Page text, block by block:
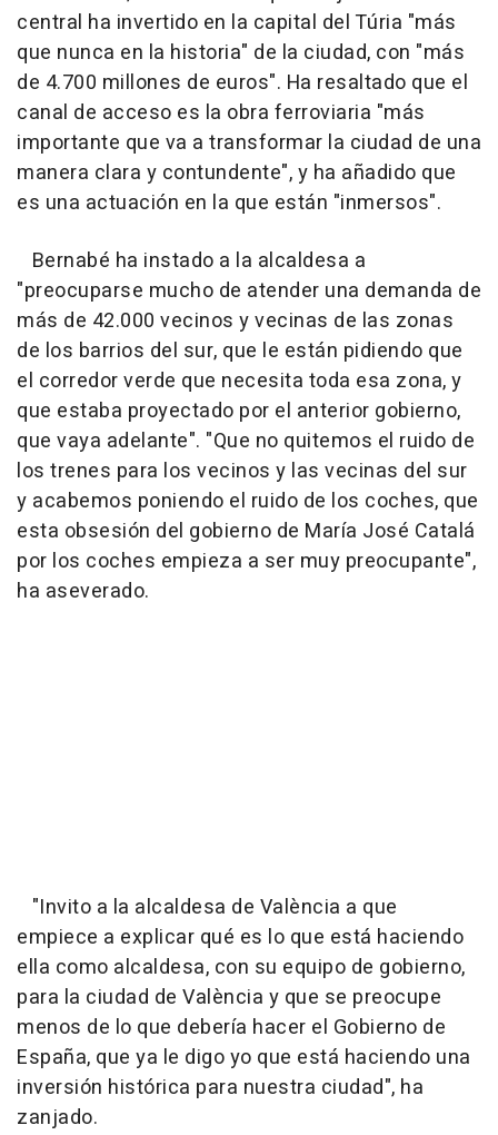
central ha invertido en la capital del Túria "más
que nunca en la historia" de la ciudad, con "más
de 4.700 millones de euros". Ha resaltado que el
canal de acceso es la obra ferroviaria "más
importante que va a transformar la ciudad de una
manera clara y contundente", y ha añadido que
es una actuación en la que están "inmersos".
Bernabé ha instado a la alcaldesa a
"preocuparse mucho de atender una demanda de
más de 42.000 vecinos y vecinas de las zonas
de los barrios del sur, que le están pidiendo que
el corredor verde que necesita toda esa zona, y
que estaba proyectado por el anterior gobierno,
que vaya adelante". "Que no quitemos el ruido de
los trenes para los vecinos y las vecinas del sur
y acabemos poniendo el ruido de los coches, que
esta obsesión del gobierno de María José Catalá
por los coches empieza a ser muy preocupante",
ha aseverado.
"Invito a la alcaldesa de València a que
empiece a explicar qué es lo que está haciendo
ella como alcaldesa, con su equipo de gobierno,
para la ciudad de València y que se preocupe
menos de lo que debería hacer el Gobierno de
España, que ya le digo yo que está haciendo una
inversión histórica para nuestra ciudad", ha
zanjado.